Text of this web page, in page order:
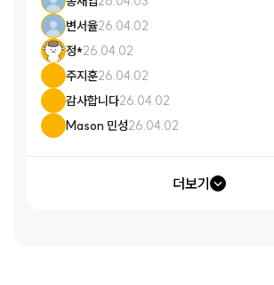
변서율26.04.02
정*26.04.02
주지훈26.04.02
감사합니다26.04.02
Mason 민성26.04.02
더보기